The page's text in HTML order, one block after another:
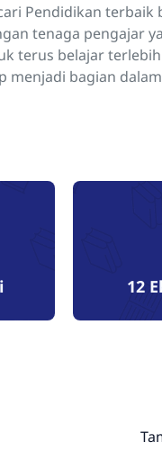
Pendidikan
tenaga pengajar
terus belajar
menjadi bagian
12